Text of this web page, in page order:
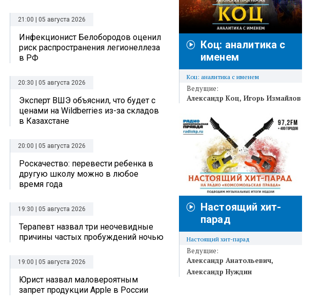
21:00 | 05 августа 2026
Инфекционист Белобородов оценил
риск распространения легионеллеза
в РФ
20:30 | 05 августа 2026
Эксперт ВШЭ объяснил, что будет с
ценами на Wildberries из-за складов
в Казахстане
20:00 | 05 августа 2026
Роскачество: перевести ребенка в
другую школу можно в любое
время года
19:30 | 05 августа 2026
Терапевт назвал три неочевидные
причины частых пробуждений ночью
19:00 | 05 августа 2026
Юрист назвал маловероятным
запрет продукции Apple в России
Коц: аналитика с
именем
Коц: аналитика с именем
Ведущие:
Александр Коц Игорь Измайлов
Настоящий хит-
парад
Настоящий хит-парад
Ведущие:
Александр Анатольевич
Александр Нуждин